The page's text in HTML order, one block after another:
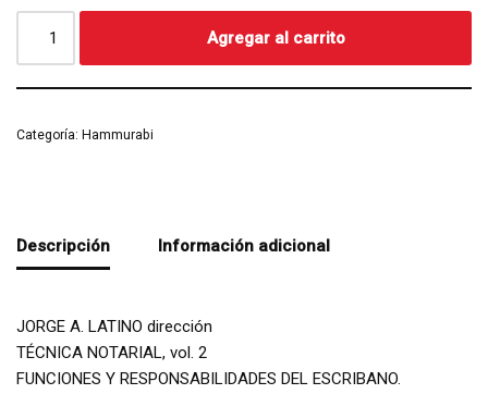
Agregar al carrito
Categoría: Hammurabi
Descripción Información adicional
JORGE A. LATINO dirección
TÉCNICA NOTARIAL, vol. 2
FUNCIONES Y RESPONSABILIDADES DEL ESCRIBANO.